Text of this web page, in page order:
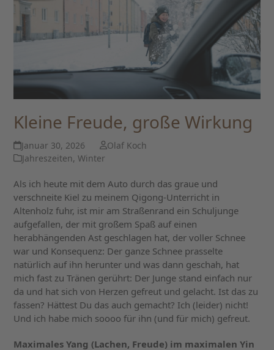
Kleine Freude, große Wirkung
Januar 30, 2026
Olaf Koch
Jahreszeiten,Winter
Als ich heute mit dem Auto durch das graue und
verschneite Kiel zu meinem Qigong-Unterricht in
Altenholz fuhr, ist mir am Straßenrand ein Schuljunge
aufgefallen, der mit großem Spaß auf einen
herabhängenden Ast geschlagen hat, der voller Schnee
war und Konsequenz: Der ganze Schnee prasselte
natürlich auf ihn herunter und was dann geschah, hat
mich fast zu Tränen gerührt: Der Junge stand einfach nur
da und hat sich von Herzen gefreut und gelacht. Ist das zu
fassen? Hättest Du das auch gemacht? Ich (leider) nicht!
Und ich habe mich soooo für ihn (und für mich) gefreut.
Maximales Yang (Lachen, Freude) im maximalen Yin